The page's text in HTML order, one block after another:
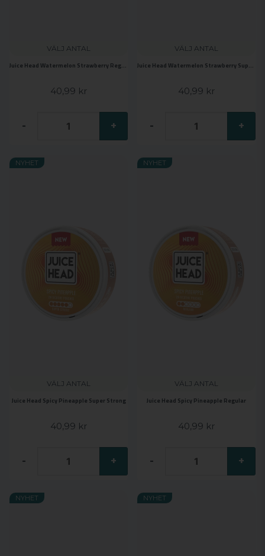
VÄLJ ANTAL
Juice Head Watermelon Strawberry Regular
40,99 kr
- +
VÄLJ ANTAL
Juice Head Watermelon Strawberry Super Strong
40,99 kr
- +
VÄLJ ANTAL
Juice Head Spicy Pineapple Super Strong
40,99 kr
- +
NYHET
VÄLJ ANTAL
Juice Head Spicy Pineapple Regular
40,99 kr
- +
NYHET
NYHET NYHET